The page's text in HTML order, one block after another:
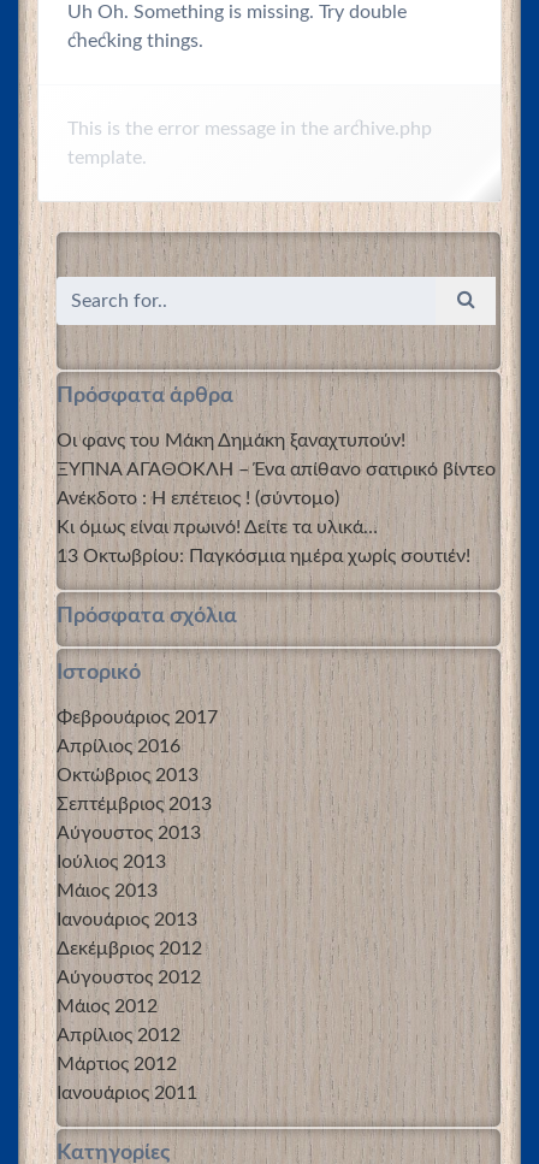
Uh Oh. Something is missing. Try double
checking things.
This is the error message in the archive.php
template.
Πρόσφατα άρθρα
Οι φανς του Μάκη Δημάκη ξαναχτυπούν!
ΞΥΠΝΑ ΑΓΑΘΟΚΛΗ – Ένα απίθανο σατιρικό βίντεο
Ανέκδοτο : Η επέτειος ! (σύντομο)
Κι όμως είναι πρωινό! Δείτε τα υλικά…
13 Οκτωβρίου: Παγκόσμια ημέρα χωρίς σουτιέν!
Πρόσφατα σχόλια
Ιστορικό
Φεβρουάριος 2017
Απρίλιος 2016
Οκτώβριος 2013
Σεπτέμβριος 2013
Αύγουστος 2013
Ιούλιος 2013
Μάιος 2013
Ιανουάριος 2013
Δεκέμβριος 2012
Αύγουστος 2012
Μάιος 2012
Απρίλιος 2012
Μάρτιος 2012
Ιανουάριος 2011
Kατηγορίες